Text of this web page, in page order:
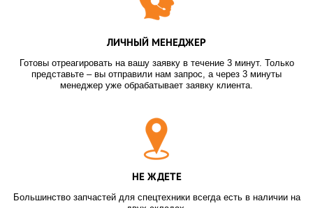
ЛИЧНЫЙ МЕНЕДЖЕР
Готовы отреагировать на вашу заявку в течение 3 минут. Только
представьте – вы отправили нам запрос, а через 3 минуты
менеджер уже обрабатывает заявку клиента.
НЕ ЖДЕТЕ
Большинство запчастей для спецтехники всегда есть в наличии на